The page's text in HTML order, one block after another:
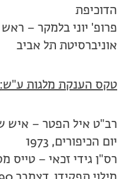
הדוכיפת
פרופ' יוני בלמקר – ראש
אוניברסיטת תל אביב
טקס הענקת מלגות ע"ש:
רב"ט איל הפטר – איש
יום הכיפורים, 1973
רס"ן גידי זכאי – טייס